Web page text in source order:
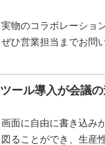
実物のコラボレーショ
ぜひ営業担当までお問
ツール導入が会議
画面に自由に書き込み
図ることができ、生産